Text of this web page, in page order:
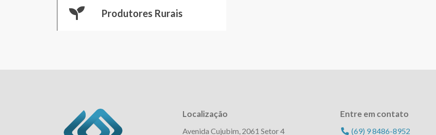
Produtores Rurais
Localização
Avenida Cujubim, 2061 Setor 4
Entre em contato
(69) 9 8486-8952